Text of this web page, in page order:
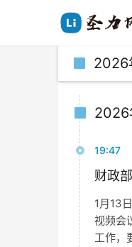
2026
19:47
财政
1月13
视频会
工作，
2026